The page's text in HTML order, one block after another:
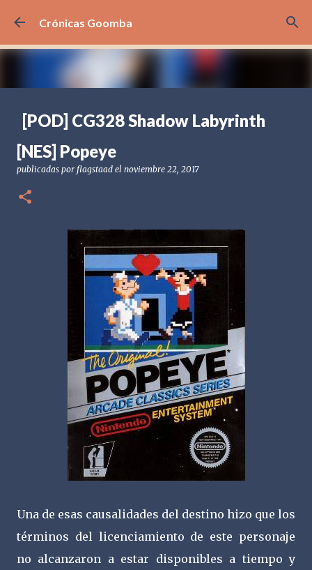
Ir al contenido principal
Crónicas Goomba
[POD] CG328 Shadow Labyrinth
[PS5] PLAYSTATION 5
[NES] Popeye
publicadas por flagstaad el noviembre 22, 2017
Una de esas causalidades del destino hizo que los
términos del licenciamiento de este personaje
no alcanzaron a estar disponibles a tiempo y